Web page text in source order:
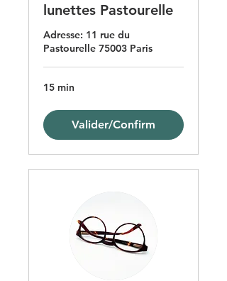
lunettes Pastourelle
Adresse: 11 rue du
Pastourelle 75003 Paris
15 min
Valider/Confirm